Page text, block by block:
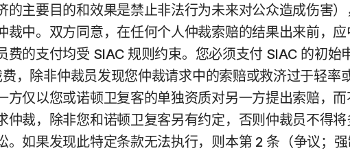
的主要目的和效果是禁止非法行为未来对公众造成伤害
中。双方同意，在任何个人仲裁索赔的结果出来前，应
费的支付均受 SIAC 规则约束。您必须支付 SIAC 的初
，除非仲裁员发现您仲裁请求中的索赔或救济过于轻率
方仅以您或诺顿卫复客的单独资质对另一方提出索赔，
仲裁，除非您和诺顿卫复客另有约定，否则仲裁员不得
如果发现此特定条款无法执行，则本第 2 条（争议；强